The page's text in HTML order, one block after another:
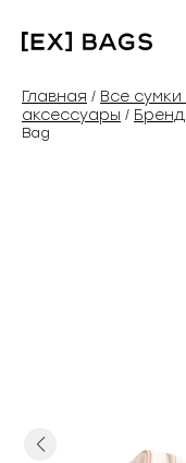
содержимому
Главная / Все сумки
аксессуары /
Bag
Previous